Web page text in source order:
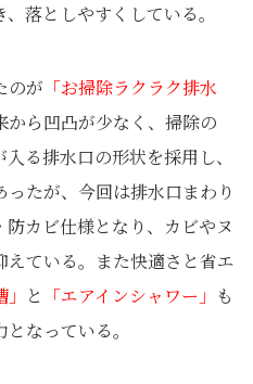
落としやすくしている。
のが 「お掃除ラクラク排水
から凹凸が少なく、掃除の
る排水口の形状を採用し、
たが、今回は排水口まわり
カビ仕様となり、カビやヌ
ている。また快適さと省エ
と 「エアインシャワー」 も
なっている。